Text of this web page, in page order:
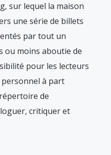
sur lequel la maison
une série de billets
par tout un
ou moins aboutie de
pour les lecteurs
personnel à part
de
critiquer et